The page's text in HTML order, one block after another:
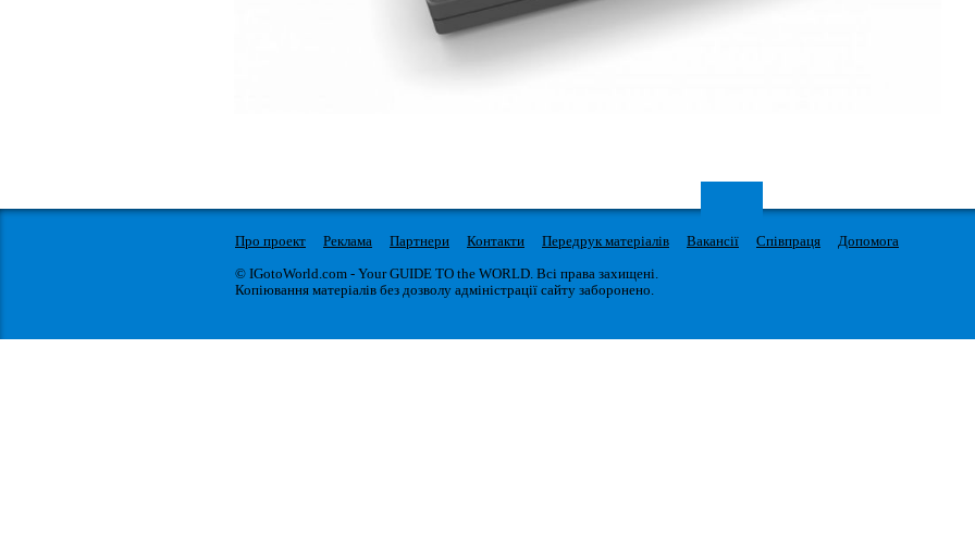
Про проект Реклама Партнери Контакти Передрук матеріалів Вакансії Співпраця
Допомога
© IGotoWorld.com - Your GUIDE TO the WORLD. Всі права захищені.
Копіювання матеріалів без дозволу адміністрації сайту заборонено.